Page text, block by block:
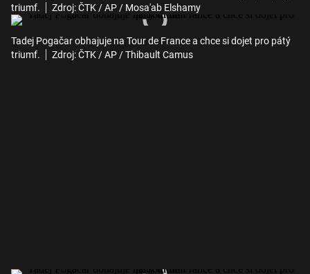
triumf.
Zdroj: ČTK / AP / Mosa'ab Elshamy
Tadej Pogačar obhajuje na Tour de France a chce si dojet pro pátý
triumf.
Zdroj: ČTK / AP / Thibault Camus